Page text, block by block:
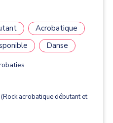
Acrobatique
Danse
acrobatique débutant et